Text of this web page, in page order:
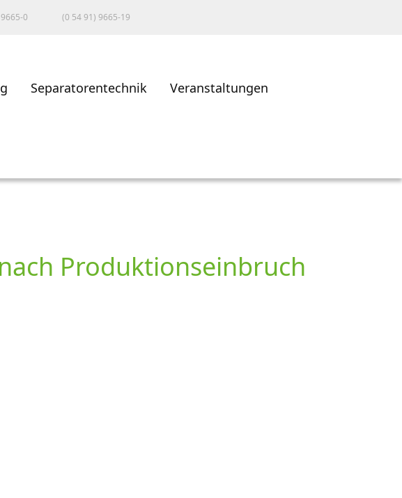
0 (0 54 91) 9665-19
Separatorentechnik Veranstaltungen
Produktionseinbruch